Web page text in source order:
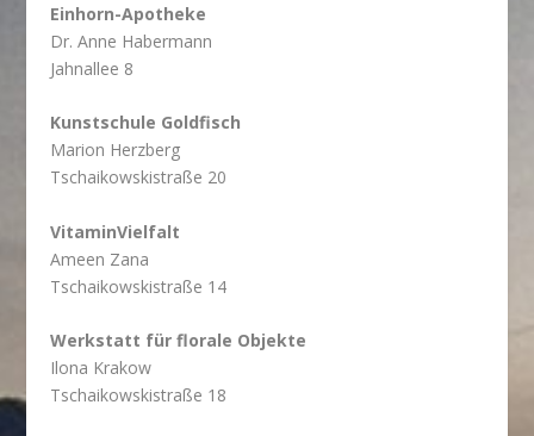
Einhorn-Apotheke
Dr. Anne Habermann
Jahnallee 8
Kunstschule Goldfisch
Marion Herzberg
Tschaikowskistraße 20
VitaminVielfalt
Ameen Zana
Tschaikowskistraße 14
Werkstatt für florale Objekte
Ilona Krakow
Tschaikowskistraße 18